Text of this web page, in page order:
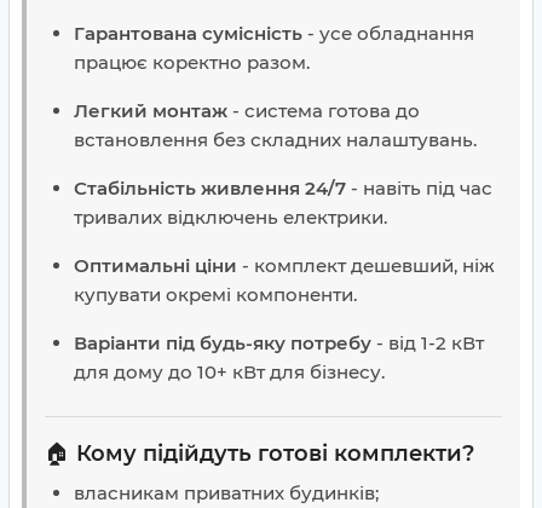
Гарантована сумісність - усе обладнання
працює коректно разом.
Легкий монтаж - система готова до
встановлення без складних налаштувань.
Стабільність живлення 24/7 - навіть під час
тривалих відключень електрики.
Оптимальні ціни - комплект дешевший, ніж
купувати окремі компоненти.
Варіанти під будь-яку потребу - від 1-2 кВт
для дому до 10+ кВт для бізнесу.
🏠 Кому підійдуть готові комплекти?
власникам приватних будинків;